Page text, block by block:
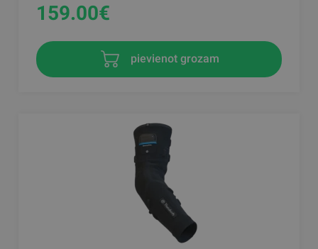
159.00€
pievienot grozam